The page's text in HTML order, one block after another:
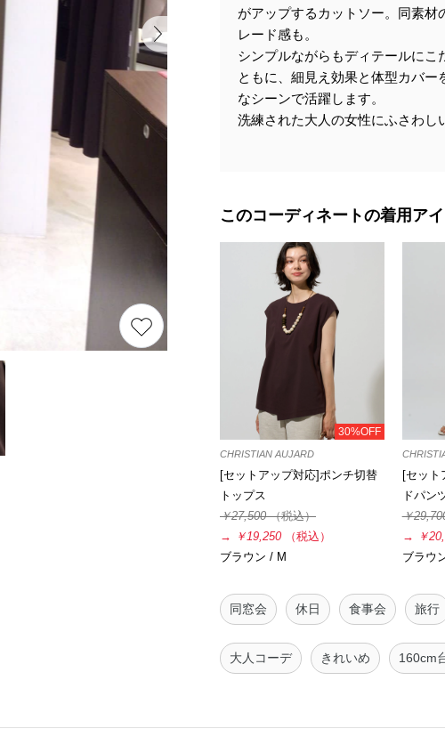
がアップするカットソー。同素
レード感も。
シンプルながらもディテールにこ
ともに、細見え効果と体型カバ
なシーンで活躍します。
洗練された大人の女性にふさわし
このコーディネートの着用ア
30%OFF
CHRISTIAN AUJARD
[セットアップ対応]ポンチ切替
トップス
￥27,500（税込）
→
￥19,250
（税込）
ブラウン / M
[セット
ドパン
￥
→
￥
ブラウ
同窓会 休日 食事会 旅行
大人コーデ きれいめ 160cm